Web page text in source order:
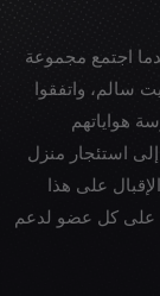
نادي الوصل إلى عام 1960، عندما اجتمع مجموعة
سالم، واتفقوا
هواياتهم
استئجار منزل
على هذا
على كل عضو لدعم